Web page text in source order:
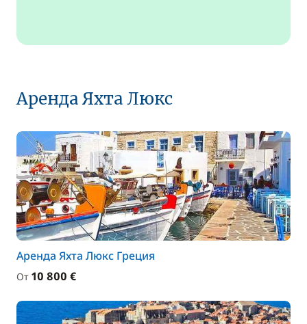
Аренда Яхта Люкс
Аренда Яхта Люкс Греция
От 10 800 €